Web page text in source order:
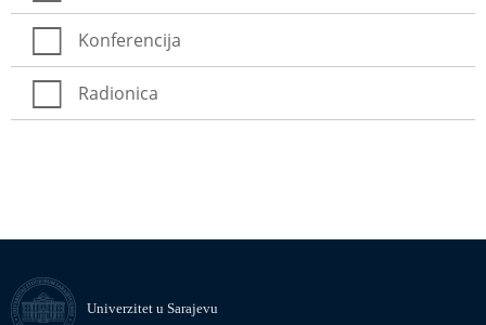
Konferencija
Radionica
Univerzitet u Sarajevu